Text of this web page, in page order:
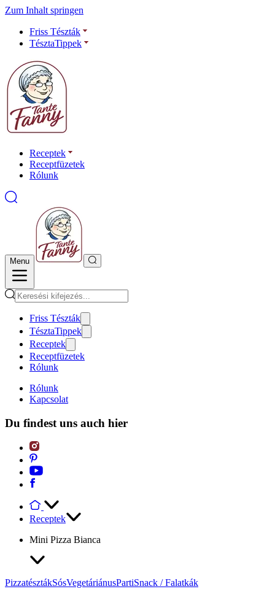
Zum Inhalt springen
Friss Tészták
TésztaTippek
Receptek
Receptfüzetek
Rólunk
Menu
Friss Tészták
TésztaTippek
Receptek
Receptfüzetek
Rólunk
Rólunk
Kapcsolat
Du findest uns auch hier
Receptek
Mini Pizza Bianca
PizzatésztákSósVegetáriánusPartiSnack / Falatkák